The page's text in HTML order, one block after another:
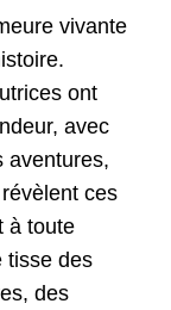
vivante
ont
avec
aventures,
ces
à toute
tisse des
des